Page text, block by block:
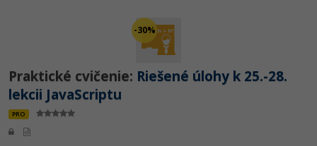
-30%
Praktické cvičenie: Riešené úlohy k 25.-28.
lekcii JavaScriptu
PRO